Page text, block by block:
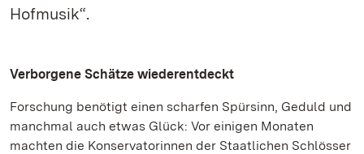
Hofmusik“.
Verborgene Schätze wiederentdeckt
Forschung benötigt einen scharfen Spürsinn, Geduld und
manchmal auch etwas Glück: Vor einigen Monaten
machten die Konservatorinnen der Staatlichen Schlösser